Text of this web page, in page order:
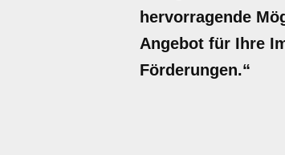
hervorragende
Angebot für Ihre
Förderungen.“